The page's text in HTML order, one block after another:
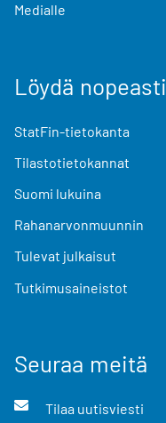
Medialle
Löydä nopeasti
StatFin-tietokanta
Tilastotietokannat
Suomi lukuina
Rahanarvonmuunnin
Tulevat julkaisut
Tutkimusaineistot
Seuraa meitä
Tilaa uutisviesti